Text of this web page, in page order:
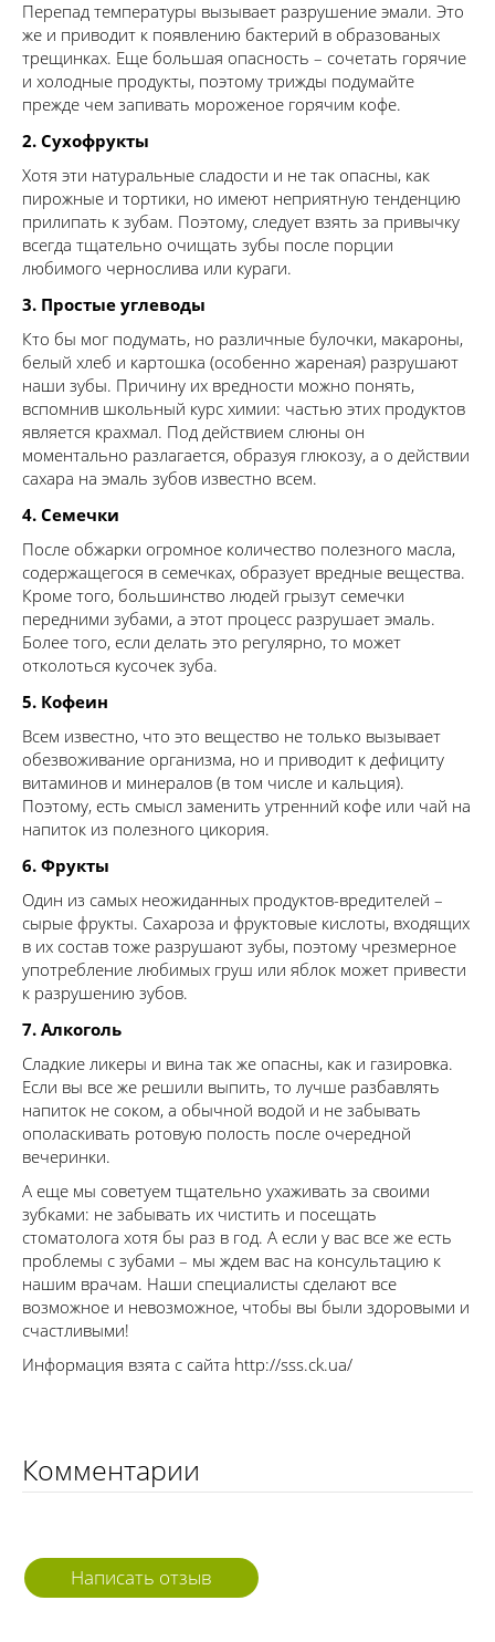
Перепад температуры вызывает разрушение эмали. Это
же и приводит к появлению бактерий в образованых
трещинках. Еще большая опасность – сочетать горячие
и холодные продукты, поэтому трижды подумайте
прежде чем запивать мороженое горячим кофе.
2. Сухофрукты
Хотя эти натуральные сладости и не так опасны, как
пирожные и тортики, но имеют неприятную тенденцию
прилипать к зубам. Поэтому, следует взять за привычку
всегда тщательно очищать зубы после порции
любимого чернослива или кураги.
3. Простые углеводы
Кто бы мог подумать, но различные булочки, макароны,
белый хлеб и картошка (особенно жареная) разрушают
наши зубы. Причину их вредности можно понять,
вспомнив школьный курс химии: частью этих продуктов
является крахмал. Под действием слюны он
моментально разлагается, образуя глюкозу, а о действии
сахара на эмаль зубов известно всем.
4. Семечки
После обжарки огромное количество полезного масла,
содержащегося в семечках, образует вредные вещества.
Кроме того, большинство людей грызут семечки
передними зубами, а этот процесс разрушает эмаль.
Более того, если делать это регулярно, то может
отколоться кусочек зуба.
5. Кофеин
Всем известно, что это вещество не только вызывает
обезвоживание организма, но и приводит к дефициту
витаминов и минералов (в том числе и кальция).
Поэтому, есть смысл заменить утренний кофе или чай на
напиток из полезного цикория.
6. Фрукты
Один из самых неожиданных продуктов-вредителей –
сырые фрукты. Сахароза и фруктовые кислоты, входящих
в их состав тоже разрушают зубы, поэтому чрезмерное
употребление любимых груш или яблок может привести
к разрушению зубов.
7. Алкоголь
Сладкие ликеры и вина так же опасны, как и газировка.
Если вы все же решили выпить, то лучше разбавлять
напиток не соком, а обычной водой и не забывать
ополаскивать ротовую полость после очередной
вечеринки.
А еще мы советуем тщательно ухаживать за своими
зубками: не забывать их чистить и посещать
стоматолога хотя бы раз в год. А если у вас все же есть
проблемы с зубами – мы ждем вас на консультацию к
нашим врачам. Наши специалисты сделают все
возможное и невозможное, чтобы вы были здоровыми и
счастливыми!
Информация взята с сайта http://sss.ck.ua/
Комментарии
Написать отзыв